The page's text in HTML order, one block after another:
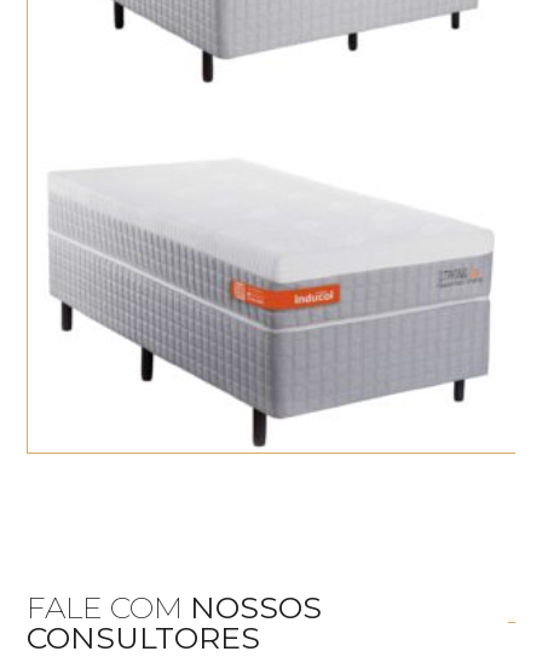
FALE COM NOSSOS
CONSULTORES